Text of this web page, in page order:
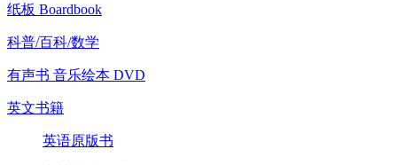
纸板 Boardbook
科普/百科/数学
有声书 音乐绘本 DVD
英文书籍
英语原版书